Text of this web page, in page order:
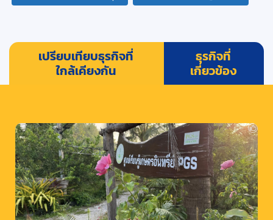
เปรียบเทียบธุรกิจที่
ใกล้เคียงกัน
ธุรกิจที่
เกี่ยวข้อง